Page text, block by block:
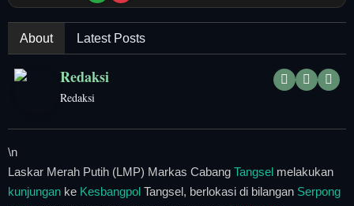
Tangerang Raya
Pendidikan
Politik
Daerah
About Latest Posts
Redaksi
Redaksi
\n
Laskar Merah Putih (LMP) Markas Cabang Tangsel melakukan
kunjungan ke Kesbangpol Tangsel, berlokasi di bilangan Serpong